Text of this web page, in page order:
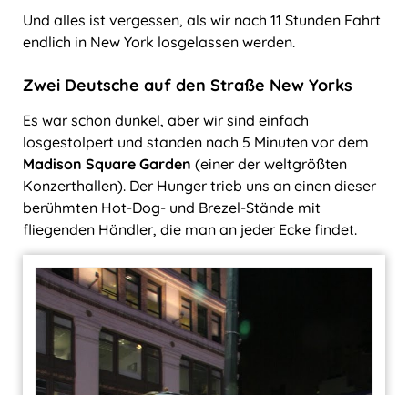
Und alles ist vergessen, als wir nach 11 Stunden Fahrt
endlich in New York losgelassen werden.
Zwei Deutsche auf den Straße New Yorks
Es war schon dunkel, aber wir sind einfach
losgestolpert und standen nach 5 Minuten vor dem
Madison Square Garden (einer der weltgrößten
Konzerthallen). Der Hunger trieb uns an einen dieser
berühmten Hot-Dog- und Brezel-Stände mit
fliegenden Händler, die man an jeder Ecke findet.